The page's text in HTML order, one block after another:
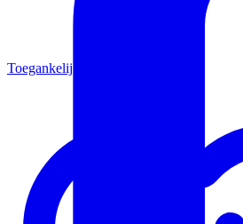
Toegankelijkheid en Inclusie